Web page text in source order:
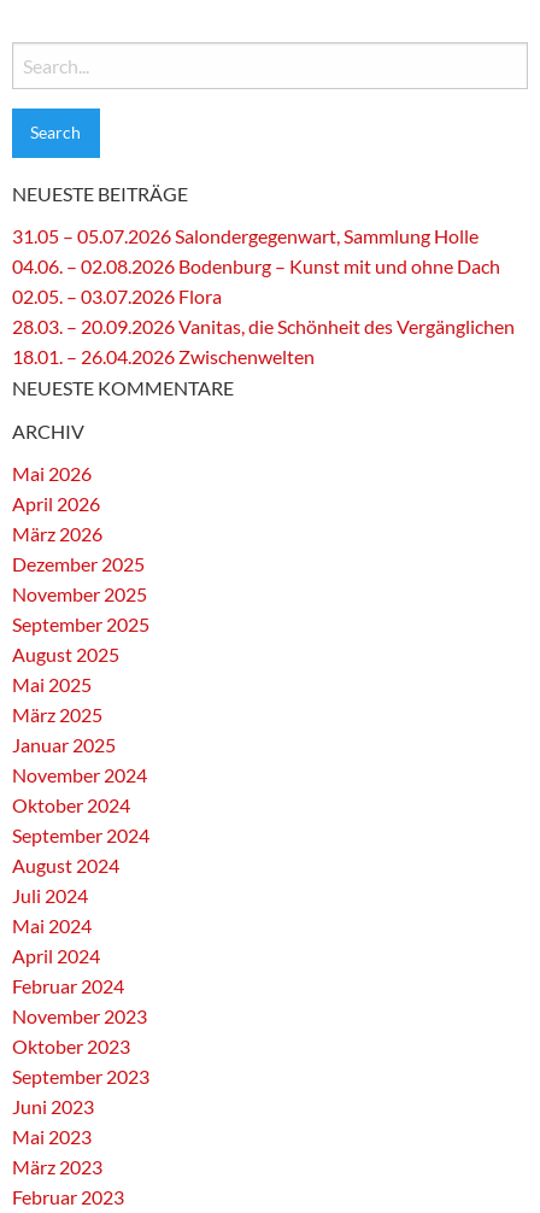
Search
for:
NEUESTE BEITRÄGE
31.05 – 05.07.2026 Salondergegenwart, Sammlung Holle
04.06. – 02.08.2026 Bodenburg – Kunst mit und ohne Dach
02.05. – 03.07.2026 Flora
28.03. – 20.09.2026 Vanitas, die Schönheit des Vergänglichen
18.01. – 26.04.2026 Zwischenwelten
NEUESTE KOMMENTARE
ARCHIV
Mai 2026
April 2026
März 2026
Dezember 2025
November 2025
September 2025
August 2025
Mai 2025
März 2025
Januar 2025
November 2024
Oktober 2024
September 2024
August 2024
Juli 2024
Mai 2024
April 2024
Februar 2024
November 2023
Oktober 2023
September 2023
Juni 2023
Mai 2023
März 2023
Februar 2023